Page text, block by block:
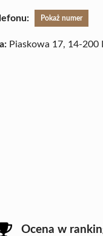
Pokaż numer
Piaskowa 17, 14-200
Ocena w